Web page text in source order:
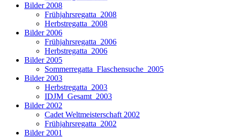
Bilder 2008
Frühjahrsregatta_2008
Herbstregatta_2008
Bilder 2006
Frühjahrsregatta_2006
Herbstregatta_2006
Bilder 2005
Sommerregatta_Flaschensuche_2005
Bilder 2003
Herbstregatta_2003
IDJM_Gesamt_2003
Bilder 2002
Cadet Weltmeisterschaft 2002
Frühjahrsregatta_2002
Bilder 2001